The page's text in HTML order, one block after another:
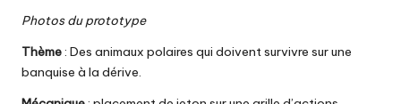
Photos du prototype
Thème: Des animaux polaires qui doivent survivre sur une
banquise à la dérive.